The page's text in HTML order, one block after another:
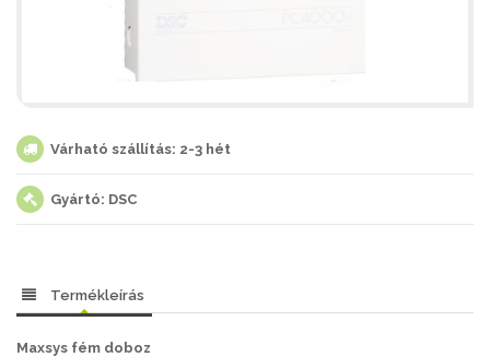
Várható szállítás: 2-3 hét
Gyártó: DSC
Termékleírás
Maxsys fém doboz